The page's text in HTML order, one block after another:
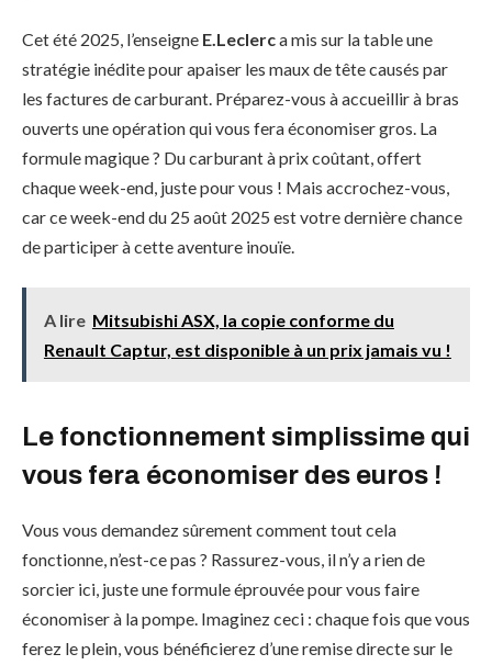
Cet été 2025, l’enseigne E.Leclerca mis sur la table une
stratégie inédite pour apaiser les maux de tête causés par
les factures de carburant. Préparez-vous à accueillir à bras
ouverts une opération qui vous fera économiser gros. La
formule magique ? Du carburant à prix coûtant, offert
chaque week-end, juste pour vous ! Mais accrochez-vous,
car ce week-end du 25 août 2025 est votre dernière chance
de participer à cette aventure inouïe.
A lire Mitsubishi ASX, la copie conforme du
Renault Captur, est disponible à un prix jamais vu !
Le fonctionnement simplissime qui
vous fera économiser des euros !
Vous vous demandez sûrement comment tout cela
fonctionne, n’est-ce pas ? Rassurez-vous, il n’y a rien de
sorcier ici, juste une formule éprouvée pour vous faire
économiser à la pompe. Imaginez ceci : chaque fois que vous
ferez le plein, vous bénéficierez d’une remise directe sur le